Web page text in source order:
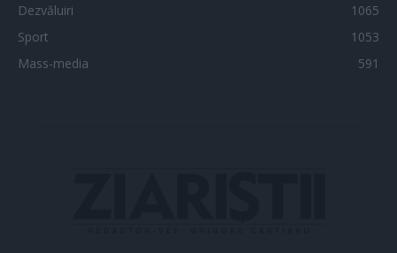
Dezvăluiri
1065
Sport
1053
Mass-media
591